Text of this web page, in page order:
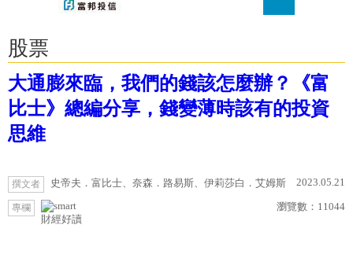
股票
大通膨來臨，我們的錢該怎麼辦？《富
比士》總編分享，錢變薄時該有的投資
思維
撰文者 史帝夫．富比士、奈森．路易斯、伊莉莎白．艾姆斯 2023.05.21
專欄
財經好讀
瀏覽數： 11044